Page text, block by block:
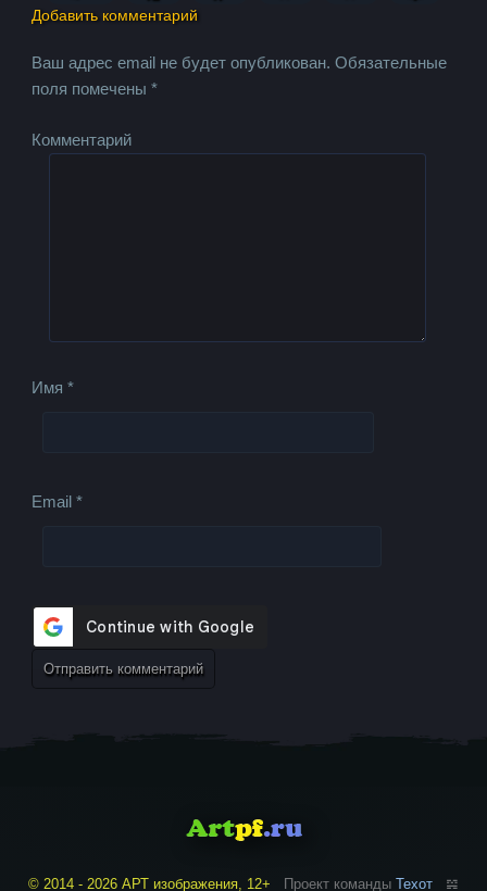
Добавить комментарий
Ваш адрес email не будет опубликован. Обязательные
поля помечены*
Комментарий
Имя*
Email*
© 2014 - 2026 АРТ изображения, 12+ Проект команды Техот 𝌴